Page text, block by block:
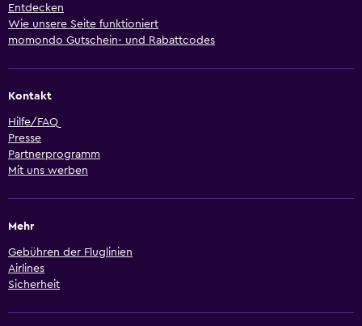
Entdecken
Wie unsere Seite funktioniert
momondo Gutschein- und Rabattcodes
Kontakt
Hilfe/FAQ
Presse
Partnerprogramm
Mit uns werben
Mehr
Gebühren der Fluglinien
Airlines
Sicherheit